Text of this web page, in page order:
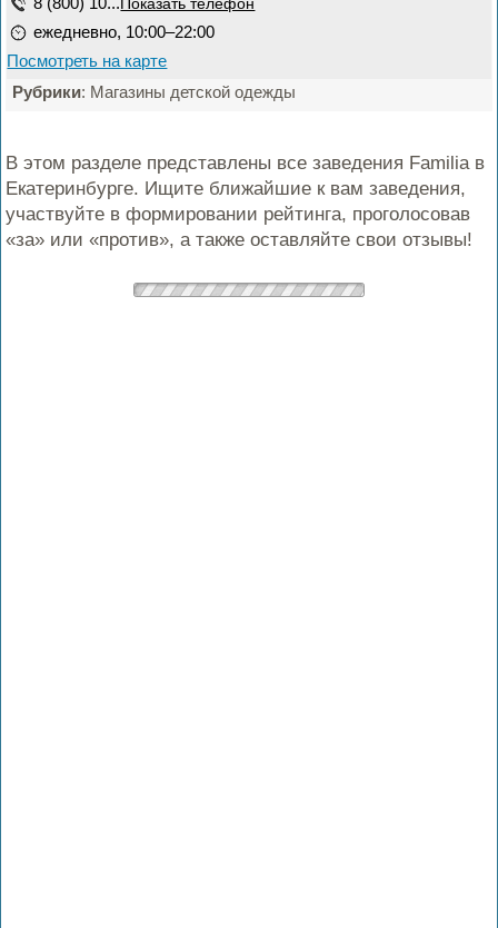
Показать телефон
ежедневно, 10:00–22:00
Посмотреть на карте
Рубрики: Магазины детской одежды
В этом разделе представлены все заведения Familia в
Екатеринбурге. Ищите ближайшие к вам заведения,
участвуйте в формировании рейтинга, проголосовав
«за» или «против», а также оставляйте свои отзывы!